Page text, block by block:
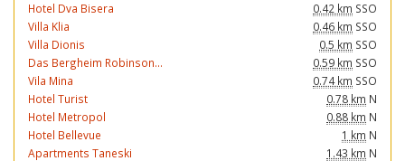
Hotel Dva Bisera
0.42 km SSO
Villa Klia
0.46 km SSO
Villa Dionis
0.5 km SSO
Das Bergheim Robinson...
0.59 km SSO
Vila Mina
0.74 km SSO
Hotel Turist
0.78 km N
Hotel Metropol
0.88 km N
Hotel Bellevue
1 km N
Apartments Taneski
1.43 km N